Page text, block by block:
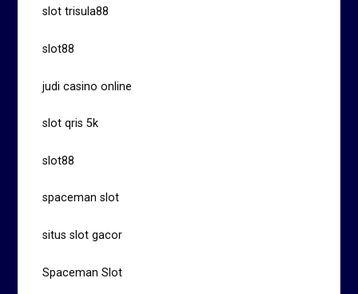
slot trisula88
slot88
judi casino online
slot qris 5k
slot88
spaceman slot
situs slot gacor
Spaceman Slot